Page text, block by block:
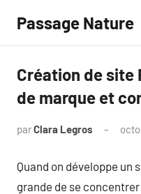
contenu
Passage Nature
Création de site
de marque et
parClara Legros
Quand on développe un
grande de se